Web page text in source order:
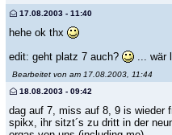
17.08.2003 - 11:40
hehe ok thx
edit: geht platz 7 auch?
... wär
Bearbeitet von am 17.08.2003, 11:44
18.08.2003 - 09:42
dag auf 7, miss auf 8, 9 is wieder
spikx, ihr sitzt´s zu dritt in der